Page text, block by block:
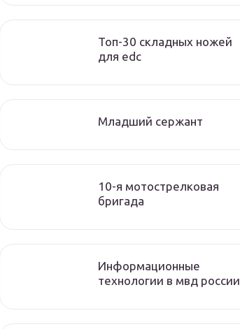
Топ-30 складных ножей
для edc
Младший сержант
10-я мотострелковая
бригада
Информационные
технологии в мвд россии